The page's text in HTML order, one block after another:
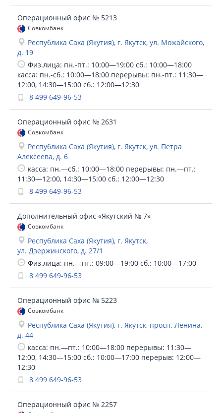
Операционный офис № 5213
Совкомбанк
Республика Саха (Якутия), г. Якутск, ул. Можайского,
д. 19
Физ.лица: пн.-пт.: 10:00—19:00 сб.: 10:00—18:00
касса: пн.-сб.: 10:00—18:00 перерывы: пн.-пт.: 11:30—
12:00, 14:30—15:00 сб.: 12:00—12:30
8 499 649-96-53
Операционный офис № 2631
Совкомбанк
Республика Саха (Якутия), г. Якутск, ул. Петра
Алексеева, д. 6
касса: пн.—сб.: 10:00—18:00 перерывы: пн.—пт.:
11:30—12:00, 14:30—15:00 сб.: 12:00—12:30
8 499 649-96-53
Дополнительный офис «Якутский № 7»
Совкомбанк
Республика Саха (Якутия), г. Якутск,
ул. Дзержинского, д. 27/1
Физ.лица: пн.—пт.: 09:00—19:00 сб.: 10:00—17:00
8 499 649-96-53
Операционный офис № 5223
Совкомбанк
Республика Саха (Якутия), г. Якутск, просп. Ленина,
д. 44
касса: пн.—пт.: 10:00—18:00 перерывы: 11:30—
12:00, 14:30—15:00 сб.: 10:00—17:00 перерыв: 12:00—
12:30
8 499 649-96-53
Операционный офис № 2257